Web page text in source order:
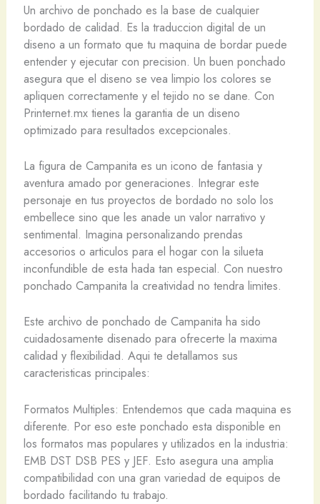
Un archivo de ponchado es la base de cualquier
bordado de calidad. Es la traduccion digital de un
diseno a un formato que tu maquina de bordar puede
entender y ejecutar con precision. Un buen ponchado
asegura que el diseno se vea limpio los colores se
apliquen correctamente y el tejido no se dane. Con
Printernet.mx tienes la garantia de un diseno
optimizado para resultados excepcionales.
La figura de Campanita es un icono de fantasia y
aventura amado por generaciones. Integrar este
personaje en tus proyectos de bordado no solo los
embellece sino que les anade un valor narrativo y
sentimental. Imagina personalizando prendas
accesorios o articulos para el hogar con la silueta
inconfundible de esta hada tan especial. Con nuestro
ponchado Campanita la creatividad no tendra limites.
Este archivo de ponchado de Campanita ha sido
cuidadosamente disenado para ofrecerte la maxima
calidad y flexibilidad. Aqui te detallamos sus
caracteristicas principales:
Formatos Multiples: Entendemos que cada maquina es
diferente. Por eso este ponchado esta disponible en
los formatos mas populares y utilizados en la industria:
EMB DST DSB PES y JEF. Esto asegura una amplia
compatibilidad con una gran variedad de equipos de
bordado facilitando tu trabajo.